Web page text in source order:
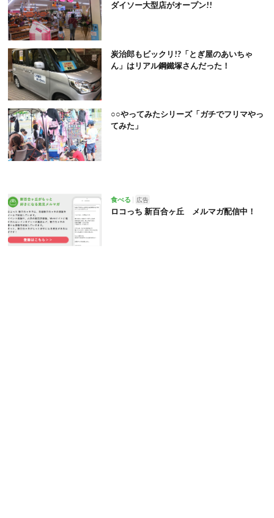
ダイソー大型店がオープン!!
炭治郎もビックリ!?「とぎ屋のあいちゃ
ん」はリアル鋼鐵塚さんだった！
○○やってみたシリーズ「ガチでフリマやっ
てみた」
食べる 広告
ロコっち 新百合ヶ丘 メルマガ配信中！